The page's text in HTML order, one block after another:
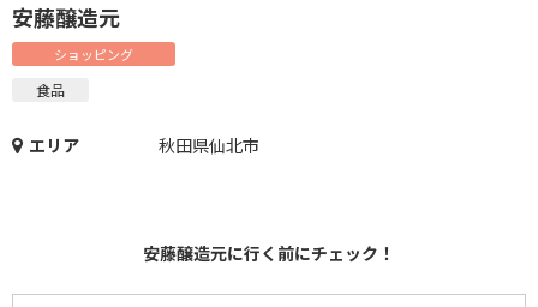
安藤醸造元
ショッピング
食品
エリア 秋田県仙北市
安藤醸造元に行く前にチェック！